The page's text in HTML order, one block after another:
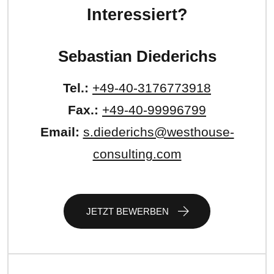
Interessiert?
Sebastian Diederichs
Tel.: +49-40-3176773918
Fax.: +49-40-99996799
Email: s.diederichs@westhouse-
consulting.com
JETZT BEWERBEN